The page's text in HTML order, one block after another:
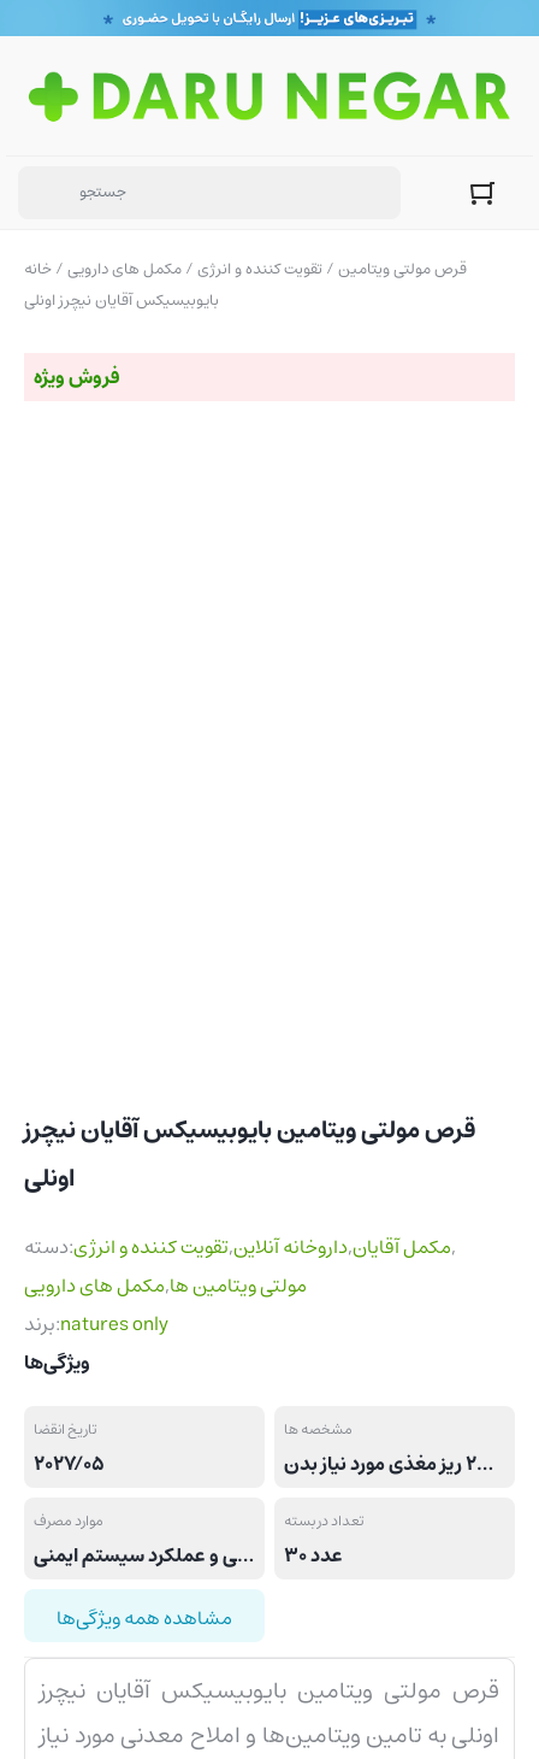
خانه/مکمل های دارویی/تقویت کننده و انرژی/ قرص مولتی ویتامین
بایوبیسیکس آقایان نیچرز اونلی
فروش ویژه
قرص مولتی ویتامین بایوبیسیکس آقایان نیچرز
اونلی
دسته:تقویت کننده و انرژی,داروخانه آنلاین,مکمل آقایان,
مکمل های دارویی,مولتی ویتامین ها
برند:natures only
ویژگی‌ها
تاریخ انقضا
2027/05
مشخصه ها
قرص بایو بیسیکس غنی شده با 23 ریز مغذی مورد نیاز بدن
موارد مصرف
تامین ریز مغذی های ضروری روزانه مردانه جهت ارتقاء سلامت عمومی و عملکرد سیستم ایمنی
تعداد در بسته
30 عدد
مشاهده همه ویژگی‌ها
قرص مولتی ویتامین بایوبیسیکس آقایان نیچرز
اونلی به تامین ویتامین‌ها و املاح معدنی مورد نیاز